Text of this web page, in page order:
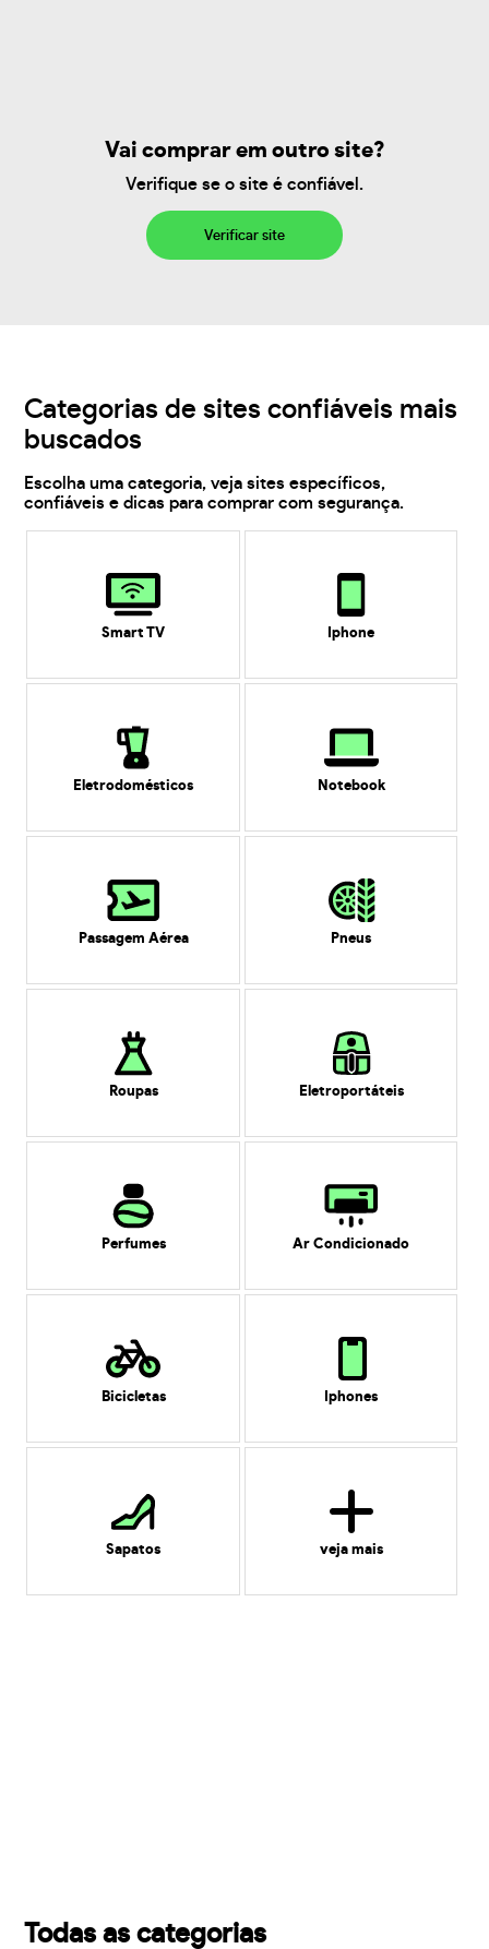
Vai comprar em outro site?
Verifique se o site é confiável.
Verificar site
Categorias de sites confiáveis mais
buscados
Escolha uma categoria, veja sites específicos,
confiáveis e dicas para comprar com segurança.
Smart TV Iphone
Eletrodomésticos Notebook
Passagem Aérea Pneus
Roupas Eletroportáteis
Perfumes Ar Condicionado
Bicicletas Iphones
Sapatos veja mais
Todas as categorias